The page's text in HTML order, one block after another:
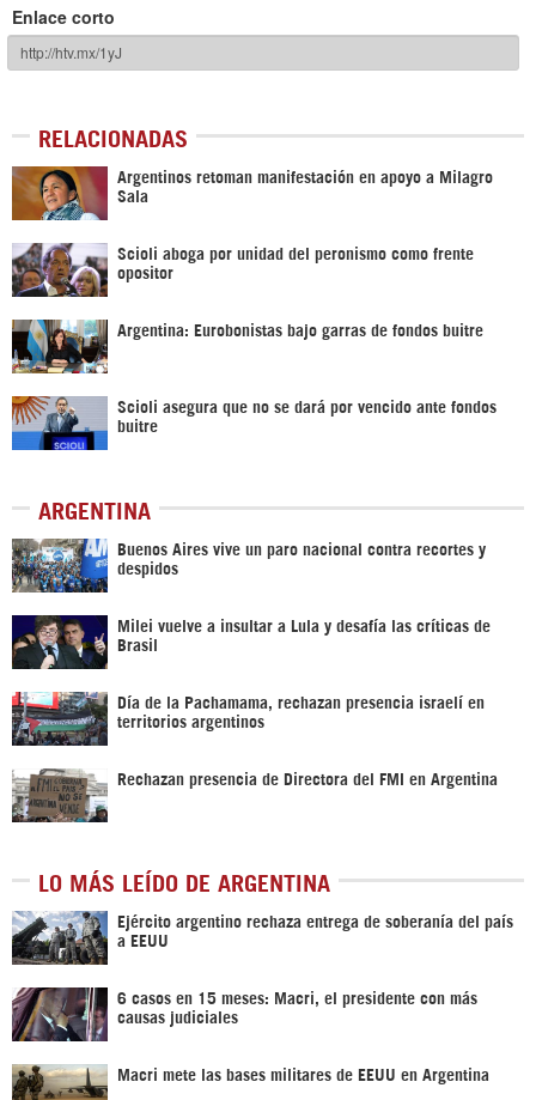
Enlace corto
RELACIONADAS
Argentinos retoman manifestación en apoyo a Milagro
Sala
Scioli aboga por unidad del peronismo como frente
opositor
Argentina: Eurobonistas bajo garras de fondos buitre
Scioli asegura que no se dará por vencido ante fondos
buitre
ARGENTINA
Buenos Aires vive un paro nacional contra recortes y
despidos
Milei vuelve a insultar a Lula y desafía las críticas de
Brasil
Día de la Pachamama, rechazan presencia israelí en
territorios argentinos
Rechazan presencia de Directora del FMI en Argentina
LO MÁS LEÍDO DE ARGENTINA
Ejército argentino rechaza entrega de soberanía del país
a EEUU
6 casos en 15 meses: Macri, el presidente con más
causas judiciales
Macri mete las bases militares de EEUU en Argentina